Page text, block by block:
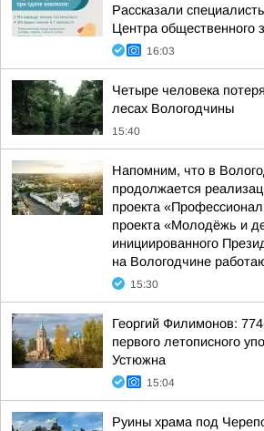
Рассказали
Центра общественного
16:03
Четыре человека
лесах Вологодчины
15:40
Напомним, что в
продолжается
проекта
проекта «Молодёжь и
инициированного
на Вологодчине
15:30
Георгий Филимонов:
первого летописного
Устюжна
15:04
Руины храма под